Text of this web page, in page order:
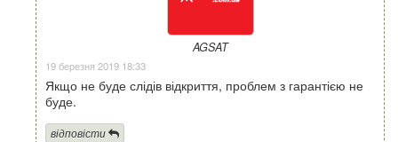
AGSAT
19 березня 2019 18:33
Якщо не буде слідів відкриття, проблем з гарантією не
буде.
відповісти